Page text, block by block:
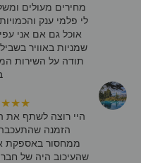
מחירים מעולים
לי פלמי ענק
אוכל גם אם אני
שמניות באוויר
תודה על השירות
היי רוצה לשתף את
הזמנה שהתעכבה
ממחסור באספקת
שהעיכוב היה של